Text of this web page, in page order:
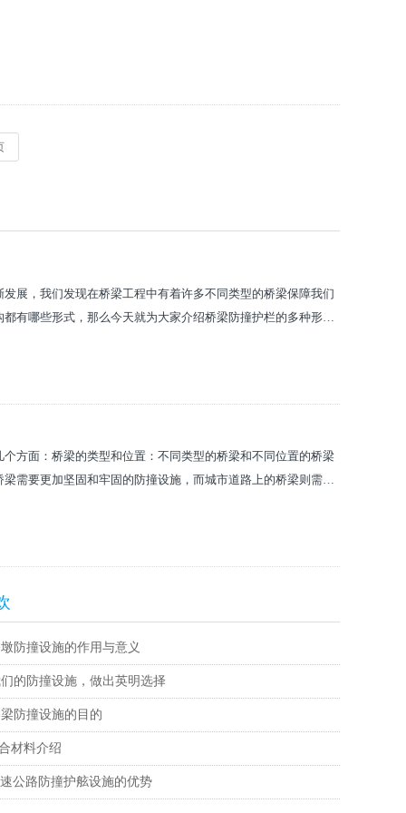
展，我们发现在桥梁工程中有着许多不同类型的桥梁保障我们
有哪些形式，那么今天就为大家介绍桥梁防撞护栏的多种形
方面：桥梁的类型和位置：不同类型的桥梁和不同位置的桥梁
需要更加坚固和牢固的防撞设施，而城市道路上的桥梁则需要
防撞设施的作用与意义
的防撞设施，做出英明选择
防撞设施的目的
材料介绍
公路防撞护舷设施的优势